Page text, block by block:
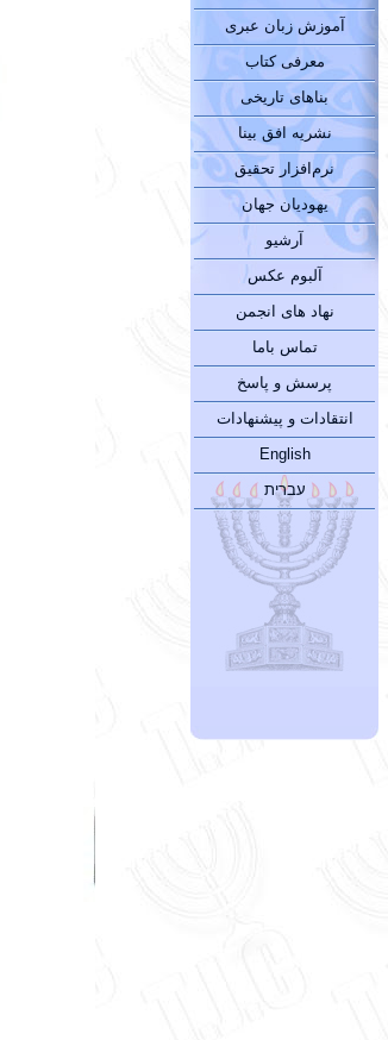
آموزش زبان عبری
معرفی کتاب
بناهای تاریخی
نشریه افق بینا
نرم‌افزار تحقیق
یهودیان جهان
آرشیو
آلبوم عکس
نهاد های انجمن
تماس باما
پرسش و پاسخ
انتقادات و پیشنهادات
English
עברית